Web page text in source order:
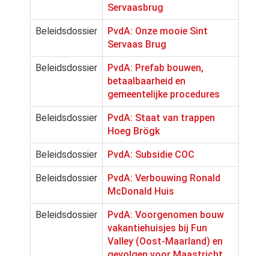
Servaasbrug
Beleidsdossier
PvdA: Onze mooie Sint
Servaas Brug
Beleidsdossier
PvdA: Prefab bouwen,
betaalbaarheid en
gemeentelijke procedures
Beleidsdossier
PvdA: Staat van trappen
Hoeg Brögk
Beleidsdossier PvdA: Subsidie COC
Beleidsdossier
PvdA: Verbouwing Ronald
McDonald Huis
Beleidsdossier
PvdA: Voorgenomen bouw
vakantiehuisjes bij Fun
Valley (Oost-Maarland) en